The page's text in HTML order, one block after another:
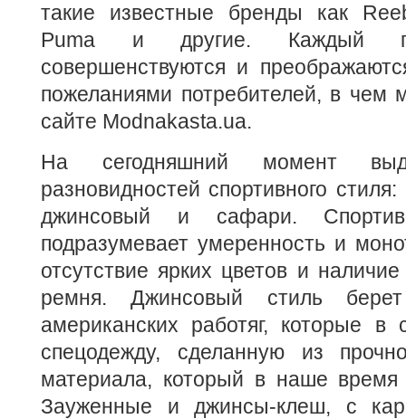
такие известные бренды как
Puma и другие. Каждый
совершенствуются и
пожеланиями потребителей, в чем
сайте Modnakasta.ua.
На сегодняшний момент
разновидностей спортивного
джинсовый и сафари.
подразумевает умеренность и
отсутствие ярких цветов и
ремня. Джинсовый стиль
американских работяг, которые в
спецодежду, сделанную из
материала, который в наше время
Зауженные и джинсы-клеш, с